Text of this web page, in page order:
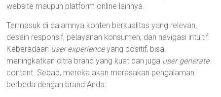
website maupun platform online lainnya.
Termasuk di dalamnya konten berkualitas yang relevan,
desain responsif, pelayanan konsumen, dan navigasi intuitif.
Keberadaan user experienceyang positif, bisa
meningkatkan citra brand yang kuat dan juga user generate
content. Sebab, mereka akan merasakan pengalaman
berbeda dengan brand Anda.